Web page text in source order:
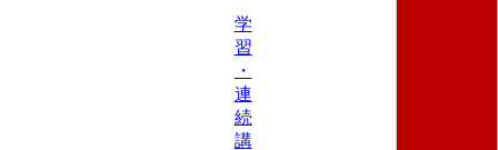
学
習
・
連
続
講